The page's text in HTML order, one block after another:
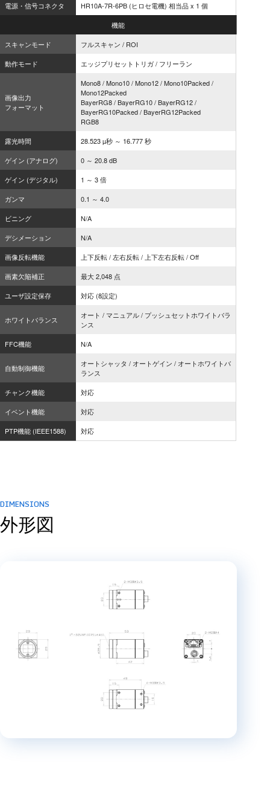
電源・信号コネクタ
HR10A-7R-6PB (ヒロセ電機) 相当品 x 1 個
機能
スキャンモード
フルスキャン / ROI
動作モード
エッジプリセットトリガ / フリーラン
画像出力
フォーマット
Mono8 / Mono10 / Mono12 / Mono10Packed /
Mono12Packed
BayerRG8 / BayerRG10 / BayerRG12 /
BayerRG10Packed / BayerRG12Packed
RGB8
露光時間
28.523 µ秒 ～ 16.777 秒
ゲイン (アナログ)
0 ～ 20.8 dB
ゲイン (デジタル)
1 ～ 3 倍
ガンマ
0.1 ～ 4.0
ビニング
N/A
デシメーション
N/A
画像反転機能
上下反転 / 左右反転 / 上下左右反転 / Off
画素欠陥補正
最大 2,048 点
ユーザ設定保存
対応 (8設定)
ホワイトバランス
オート / マニュアル / プッシュセットホワイトバラ
ンス
FFC機能
N/A
自動制御機能
オートシャッタ / オートゲイン / オートホワイトバ
ランス
チャンク機能
対応
イベント機能
対応
PTP機能 (IEEE1588)
対応
DIMENSIONS
外形図